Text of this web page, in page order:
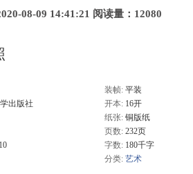
08-09 14:41:21 阅读量：12080
出版社
装帧: 平装
开本: 16开
纸张: 铜版纸
页数: 232页
字数: 180千字
分类: 艺术